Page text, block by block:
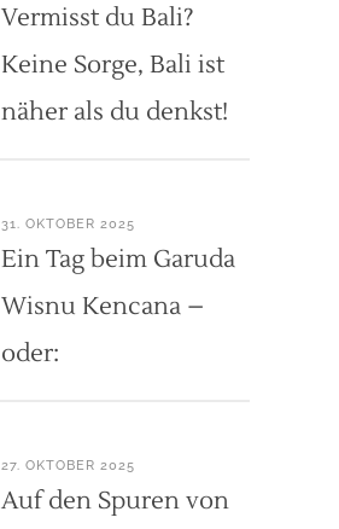
Vermisst du Bali?
Keine Sorge, Bali ist
näher als du denkst!
31. OKTOBER 2025
Ein Tag beim Garuda
Wisnu Kencana –
oder:
27. OKTOBER 2025
Auf den Spuren von